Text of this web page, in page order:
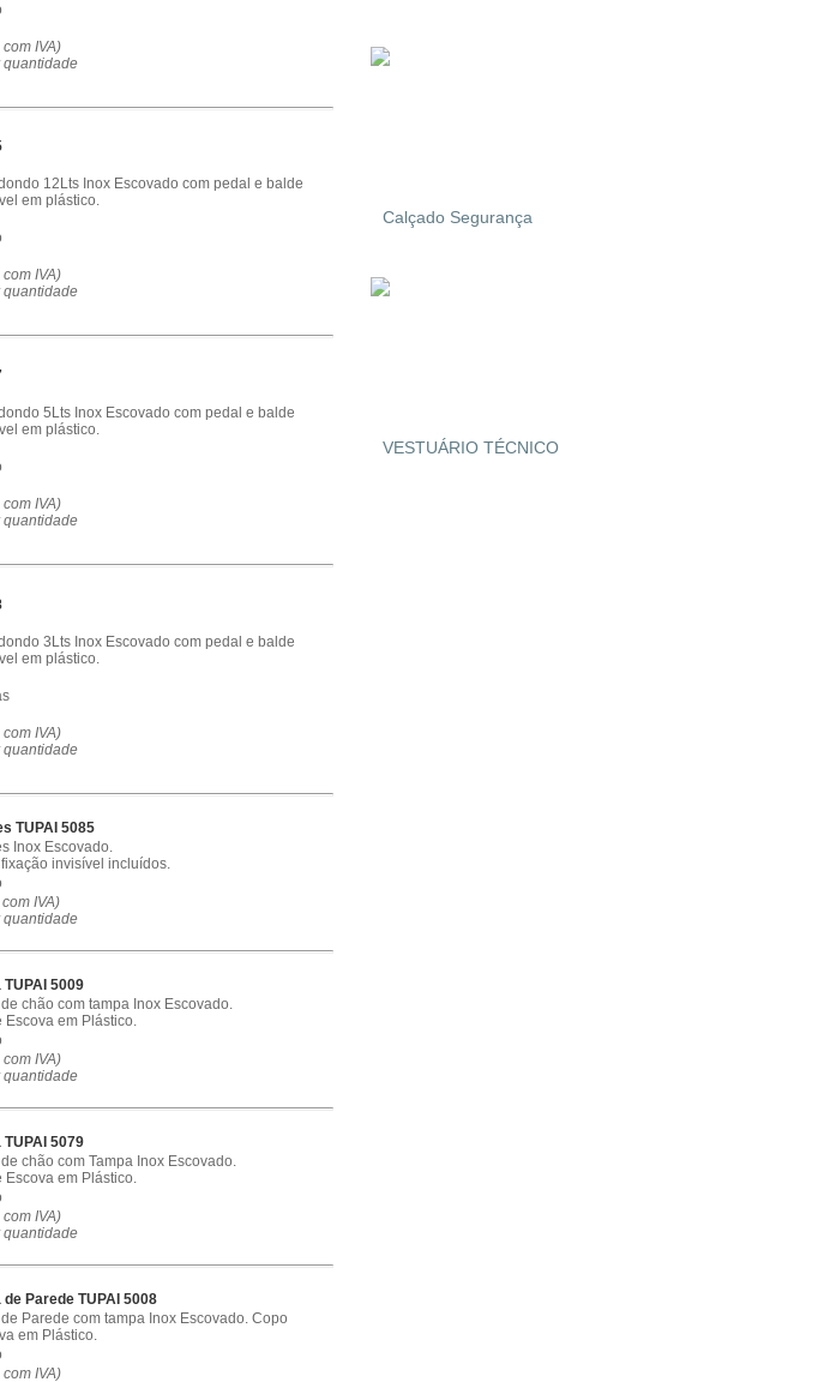
IVA)
quantidade
12Lts Inox Escovado com pedal e balde
em plástico.
IVA)
quantidade
5Lts Inox Escovado com pedal e balde
em plástico.
IVA)
quantidade
3Lts Inox Escovado com pedal e balde
em plástico.
IVA)
quantidade
TUPAI 5085
Inox Escovado.
invisível incluídos.
IVA)
quantidade
5009
chão com tampa Inox Escovado.
Escova em Plástico.
IVA)
quantidade
5079
chão com Tampa Inox Escovado.
Escova em Plástico.
IVA)
quantidade
Parede TUPAI 5008
Parede com tampa Inox Escovado. Copo
em Plástico.
IVA)
Calçado Segurança
VESTUÁRIO TÉCNICO